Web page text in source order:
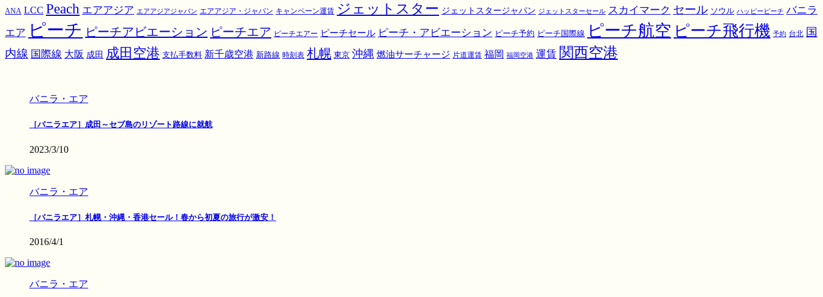
ANA LCC Peach エアアジア エアアジアジャパン エアアジア・ジャパン キャンペーン運賃 ジェットスター ジェットスタージャパン ジェットスターセール スカイマーク セール ソウル ハッピーピーチ バニラ
エア ピーチ ピーチアビエーション ピーチエア ピーチエアー ピーチセール ピーチ・アビエーション ピーチ予約 ピーチ国際線 ピーチ航空 ピーチ飛行機 予約 台北 国
内線 国際線 大阪 成田 成田空港 支払手数料 新千歳空港 新路線 時刻表 札幌 東京 沖縄 燃油サーチャージ 片道運賃 福岡 福岡空港 運賃 関西空港
バニラ・エア
［バニラエア］成田～セブ島のリゾート路線に就航
2023/3/10
バニラ・エア
［バニラエア］札幌・沖縄・香港セール！春から初夏の旅行が激安！
2016/4/1
バニラ・エア